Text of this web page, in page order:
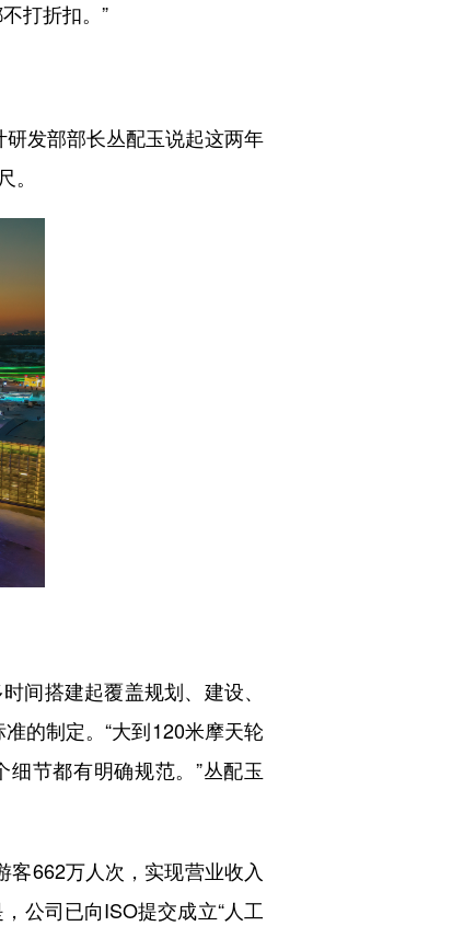
打折扣。”
发部部长丛配玉说起这两年
搭建起覆盖规划、建设、
的制定。“大到120米摩天轮
节都有明确规范。”丛配玉
662万人次，实现营业收入
公司已向ISO提交成立“人工